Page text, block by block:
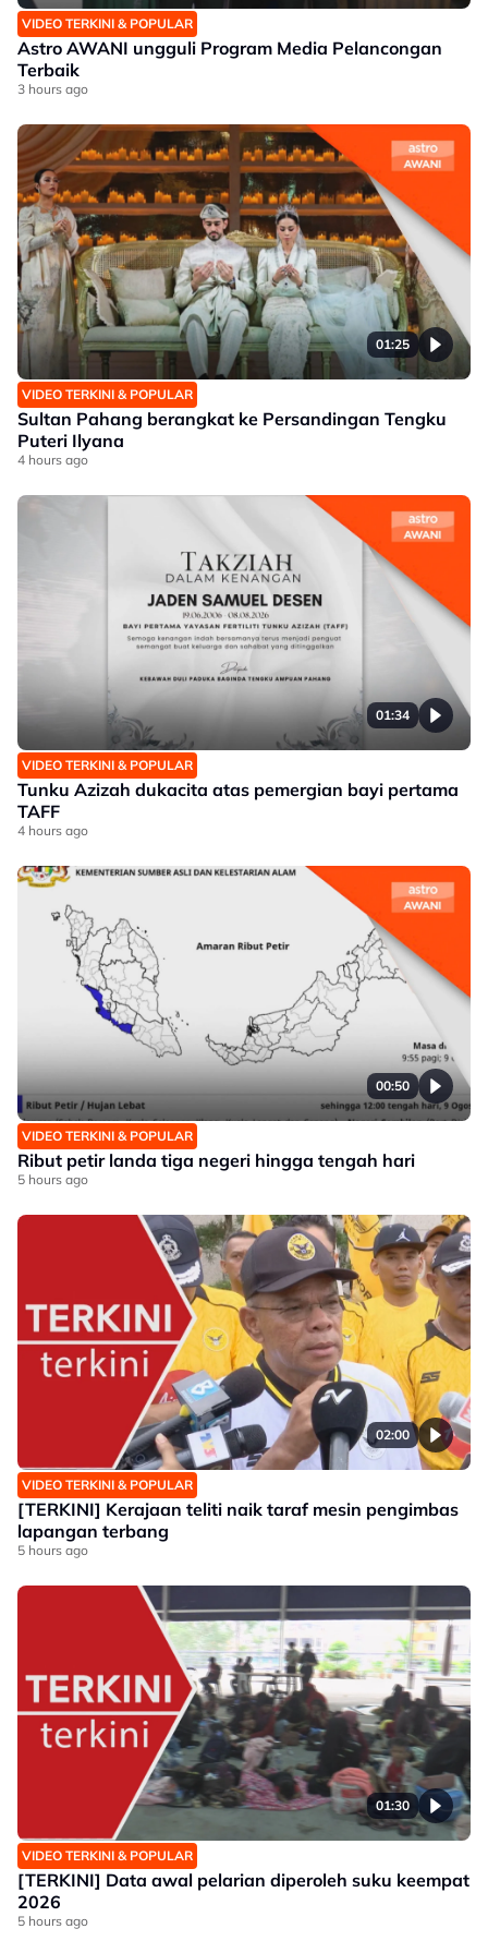
VIDEO TERKINI & POPULAR
Astro AWANI ungguli Program Media Pelancongan
Terbaik
3 hours ago
01:25
VIDEO TERKINI & POPULAR
Sultan Pahang berangkat ke Persandingan Tengku
Puteri Ilyana
4 hours ago
01:34
VIDEO TERKINI & POPULAR
Tunku Azizah dukacita atas pemergian bayi pertama
TAFF
4 hours ago
00:50
VIDEO TERKINI & POPULAR
Ribut petir landa tiga negeri hingga tengah hari
5 hours ago
02:00
VIDEO TERKINI & POPULAR
[TERKINI] Kerajaan teliti naik taraf mesin pengimbas
lapangan terbang
5 hours ago
01:30
VIDEO TERKINI & POPULAR
[TERKINI] Data awal pelarian diperoleh suku keempat
2026
5 hours ago